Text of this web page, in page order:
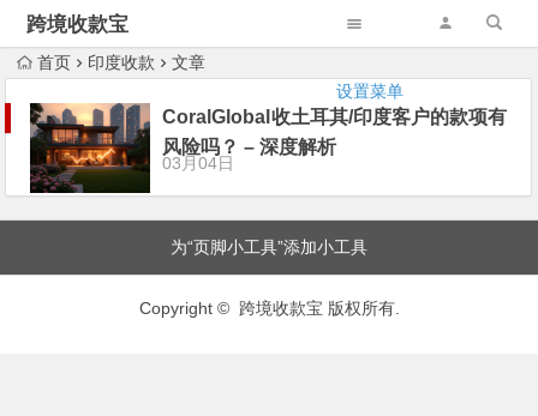
跨境收款宝
设置菜单
首页 印度收款 文章
CoralGlobal收土耳其/印度客户的款项有
风险吗？ – 深度解析
03月04日
为“页脚小工具”添加小工具
Copyright © 跨境收款宝 版权所有.